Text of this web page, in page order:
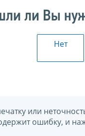
ли Вы
Нет
или
ошибку, и